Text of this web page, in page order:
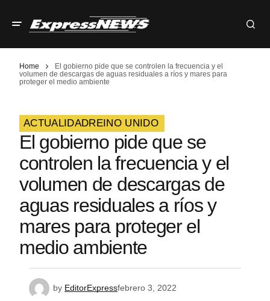
Home
El gobierno pide que se controlen la frecuencia y el
volumen de descargas de aguas residuales a ríos y mares para
proteger el medio ambiente
ACTUALIDADREINO UNIDO
El gobierno pide que se
controlen la frecuencia y el
volumen de descargas de
aguas residuales a ríos y
mares para proteger el
medio ambiente
by EditorExpressfebrero 3, 2022